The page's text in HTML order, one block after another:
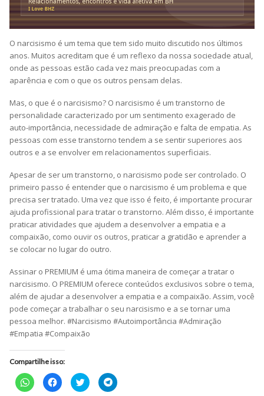
O narcisismo é um tema que tem sido muito discutido nos últimos
anos. Muitos acreditam que é um reflexo da nossa sociedade atual,
onde as pessoas estão cada vez mais preocupadas com a
aparência e com o que os outros pensam delas.
Mas, o que é o narcisismo? O narcisismo é um transtorno de
personalidade caracterizado por um sentimento exagerado de
auto-importância, necessidade de admiração e falta de empatia. As
pessoas com esse transtorno tendem a se sentir superiores aos
outros e a se envolver em relacionamentos superficiais.
Apesar de ser um transtorno, o narcisismo pode ser controlado. O
primeiro passo é entender que o narcisismo é um problema e que
precisa ser tratado. Uma vez que isso é feito, é importante procurar
ajuda profissional para tratar o transtorno. Além disso, é importante
praticar atividades que ajudem a desenvolver a empatia e a
compaixão, como ouvir os outros, praticar a gratidão e aprender a
se colocar no lugar do outro.
Assinar o PREMIUM é uma ótima maneira de começar a tratar o
narcisismo. O PREMIUM oferece conteúdos exclusivos sobre o tema,
além de ajudar a desenvolver a empatia e a compaixão. Assim, você
pode começar a trabalhar o seu narcisismo e a se tornar uma
pessoa melhor. #Narcisismo #Autoimportância #Admiração
#Empatia #Compaixão
Compartilhe isso:
Clique
para
Clique
para
Clique
para
Clique
para